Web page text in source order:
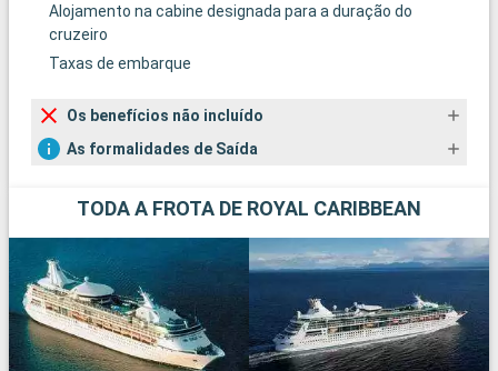
Alojamento na cabine designada para a duração do
cruzeiro
Taxas de embarque
Os benefícios não incluído
As formalidades de Saída
TODA A FROTA DE ROYAL CARIBBEAN